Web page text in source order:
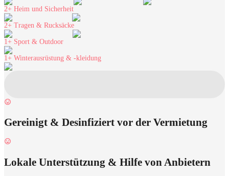
2+ Heim und Sicherheit
2+ Tragen & Rucksäcke
1+ Sport & Outdoor
1+ Winterausrüstung & -kleidung
Gereinigt & Desinfiziert vor der Vermietung
Lokale Unterstützung & Hilfe von Anbietern